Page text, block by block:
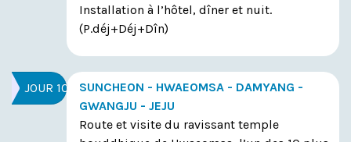
Installation à l’hôtel, dîner et nuit.
(P.déj+Déj+Dîn)
JOUR 10
SUNCHEON - HWAEOMSA - DAMYANG -
GWANGJU - JEJU
Route et visite du ravissant temple